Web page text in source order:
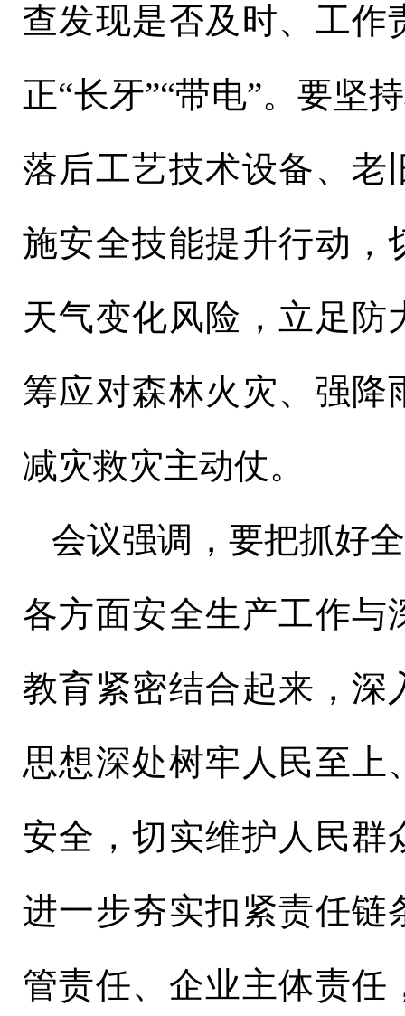
查发现是否及时、工作
正“长牙”“带电”。要坚
落后工艺技术设备、老
施安全技能提升行动，
天气变化风险，立足
筹应对森林火灾、强降
减灾救灾主动仗。
会议强调，要把抓好
各方面安全生产工作与
教育紧密结合起来，深
思想深处树牢人民至上
安全，切实维护人民群
进一步夯实扣紧责任链
管责任、企业主体责任